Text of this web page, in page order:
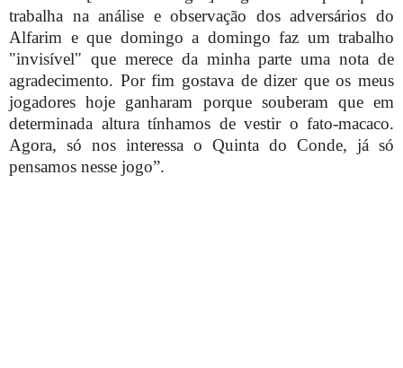
trabalha na análise e observação dos adversários do
Alfarim e que domingo a domingo faz um trabalho
"invisível" que merece da minha parte uma nota de
agradecimento. Por fim gostava de dizer que os meus
jogadores hoje ganharam porque souberam que em
determinada altura tínhamos de vestir o fato-macaco.
Agora, só nos interessa o Quinta do Conde, já só
pensamos nesse jogo”.